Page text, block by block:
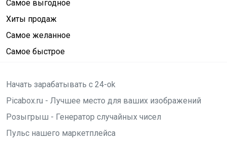
Самое выгодное
Хиты продаж
Самое желанное
Самое быстрое
Начать зарабатывать с 24-ok
Picabox.ru - Лучшее место для ваших изображений
Розыгрыш - Генератор случайных чисел
Пульс нашего маркетплейса